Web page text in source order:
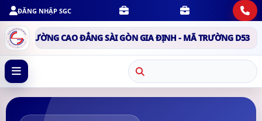
ĐĂNG NHẬP SGC
CAO ĐẲNG SÀI GÒN GIA ĐỊNH - MÃ TRƯỜNG D53 TRƯỜNG